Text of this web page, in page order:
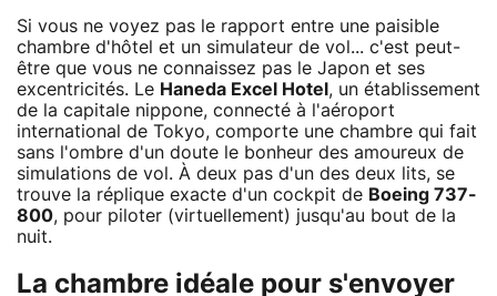
Si vous ne voyez pas le rapport entre une paisible
chambre d'hôtel et un simulateur de vol... c'est peut-
être que vous ne connaissez pas le Japon et ses
excentricités. Le Haneda Excel Hotel , un établissement
de la capitale nippone, connecté à l'aéroport
international de Tokyo, comporte une chambre qui fait
sans l'ombre d'un doute le bonheur des amoureux de
simulations de vol. À deux pas d'un des deux lits, se
trouve la réplique exacte d'un cockpit de Boeing 737-
800, pour piloter (virtuellement) jusqu'au bout de la
nuit.
La chambre idéale pour s'envoyer